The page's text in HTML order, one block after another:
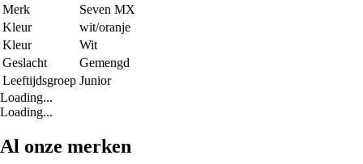
Merk
Seven MX
Kleur
wit/oranje
Kleur
Wit
Geslacht
Gemengd
Leeftijdsgroep Junior
Loading...
Loading...
Al onze merken